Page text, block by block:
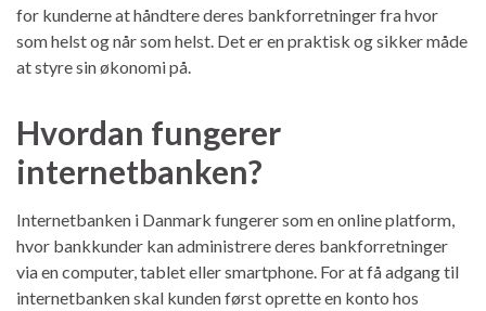
for kunderne at håndtere deres bankforretninger fra hvor
som helst og når som helst. Det er en praktisk og sikker måde
at styre sin økonomi på.
Hvordan fungerer
internetbanken?
Internetbanken i Danmark fungerer som en online platform,
hvor bankkunder kan administrere deres bankforretninger
via en computer, tablet eller smartphone. For at få adgang til
internetbanken skal kunden først oprette en konto hos